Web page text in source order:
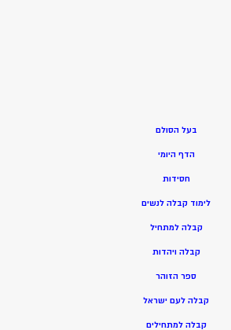
בעל הסולם
הדף היומי
חסידות
לימוד קבלה לנשים
קבלה למתחיל
קבלה ויהדות
ספר הזוהר
קבלה לעם ישראל
קבלה למתחילים